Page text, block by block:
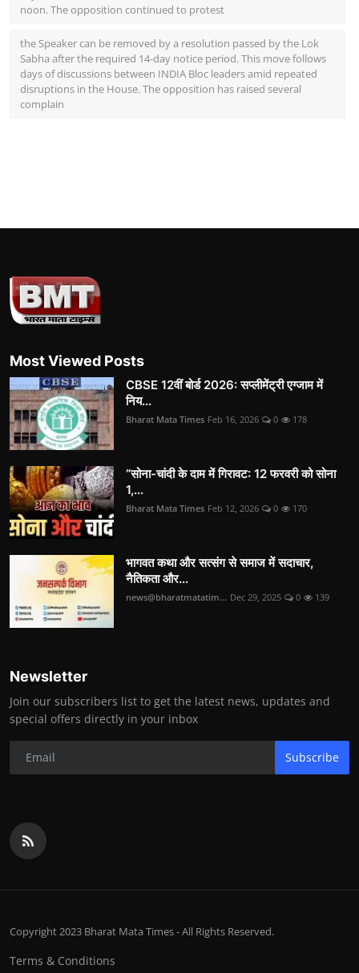
noon. The opposition continued to protest
the Speaker can be removed by a resolution passed by the Lok
Sabha after the required 14-day notice period. This move follows
days of discussions between INDIA Bloc leaders amid repeated
disruptions in the House. The opposition has raised several
complain
Most Viewed Posts
CBSE 12वीं बोर्ड 2026: सप्लीमेंट्री एग्जाम में
निय...
Bharat Mata Times Feb 16, 2026 0 178
“सोना-चांदी के दाम में गिरावट: 12 फरवरी को सोना
1,...
Bharat Mata Times Feb 12, 2026 0 170
भागवत कथा और सत्संग से समाज में सदाचार,
नैतिकता और...
news@bharatmatatim... Dec 29, 2025 0 139
Newsletter
Join our subscribers list to get the latest news, updates and
special offers directly in your inbox
Subscribe
Copyright 2023 Bharat Mata Times - All Rights Reserved.
Terms & Conditions